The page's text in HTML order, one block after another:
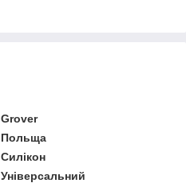
Grover
Польща
Силікон
Універсальний